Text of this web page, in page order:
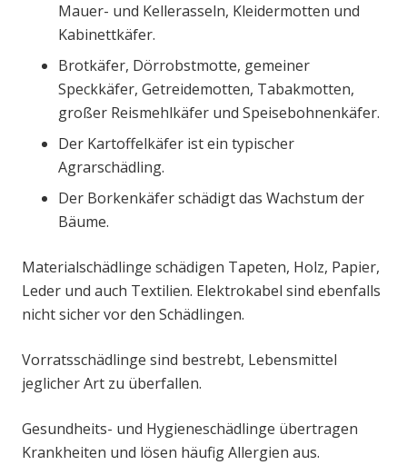
Mauer- und Kellerasseln, Kleidermotten und
Kabinettkäfer.
Brotkäfer, Dörrobstmotte, gemeiner
Speckkäfer, Getreidemotten, Tabakmotten,
großer Reismehlkäfer und Speisebohnenkäfer.
Der Kartoffelkäfer ist ein typischer
Agrarschädling.
Der Borkenkäfer schädigt das Wachstum der
Bäume.
Materialschädlinge schädigen Tapeten, Holz, Papier,
Leder und auch Textilien. Elektrokabel sind ebenfalls
nicht sicher vor den Schädlingen.
Vorratsschädlinge sind bestrebt, Lebensmittel
jeglicher Art zu überfallen.
Gesundheits- und Hygieneschädlinge übertragen
Krankheiten und lösen häufig Allergien aus.